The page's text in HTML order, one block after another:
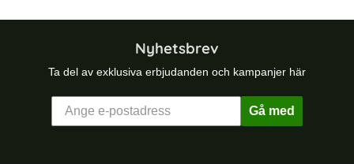
Nyhetsbrev
Ta del av exklusiva erbjudanden och kampanjer här
Gå med